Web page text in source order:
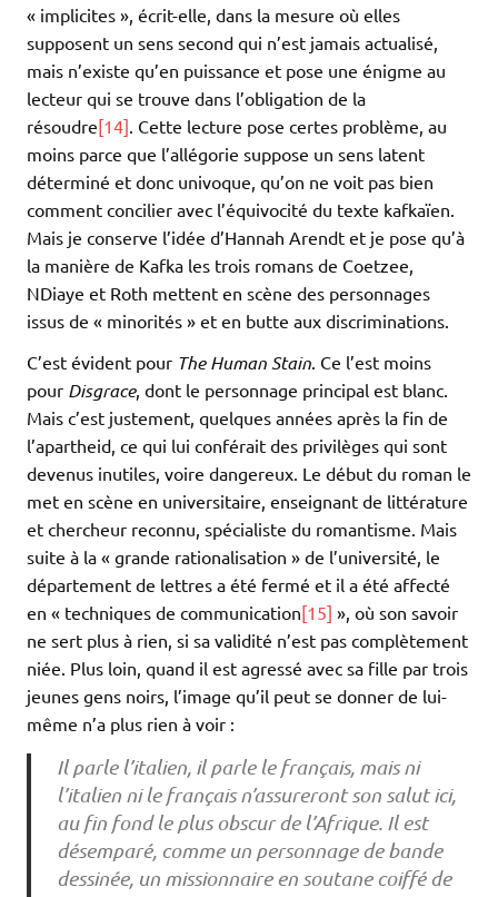
« implicites », écrit-elle, dans la mesure où elles
supposent un sens second qui n’est jamais actualisé,
mais n’existe qu’en puissance et pose une énigme au
lecteur qui se trouve dans l’obligation de la
résoudre[14]. Cette lecture pose certes problème, au
moins parce que l’allégorie suppose un sens latent
déterminé et donc univoque, qu’on ne voit pas bien
comment concilier avec l’équivocité du texte kafkaïen.
Mais je conserve l’idée d’Hannah Arendt et je pose qu’à
la manière de Kafka les trois romans de Coetzee,
NDiaye et Roth mettent en scène des personnages
issus de « minorités » et en butte aux discriminations.
C’est évident pour The Human Stain. Ce l’est moins
pour Disgrace, dont le personnage principal est blanc.
Mais c’est justement, quelques années après la fin de
l’apartheid, ce qui lui conférait des privilèges qui sont
devenus inutiles, voire dangereux. Le début du roman le
met en scène en universitaire, enseignant de littérature
et chercheur reconnu, spécialiste du romantisme. Mais
suite à la « grande rationalisation » de l’université, le
département de lettres a été fermé et il a été affecté
en « techniques de communication[15] », où son savoir
ne sert plus à rien, si sa validité n’est pas complètement
niée. Plus loin, quand il est agressé avec sa fille par trois
jeunes gens noirs, l’image qu’il peut se donner de lui-
même n’a plus rien à voir :
Il parle l’italien, il parle le français, mais ni
l’italien ni le français n’assureront son salut ici,
au fin fond le plus obscur de l’Afrique. Il est
désemparé, comme un personnage de bande
dessinée, un missionnaire en soutane coiffé de